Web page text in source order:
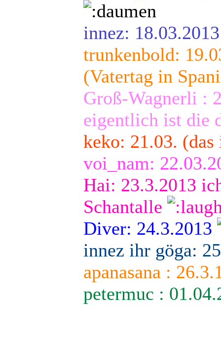
innez:
trunkenbold:
(Vatertag in
Groß-Wagnerli :
eigentlich ist die
keko: 21.03.
voi_nam:
Hai: 23.3.2013
Schantalle
Diver: 24.3.2013
innez ihr göga:
apanasana :
petermuc :